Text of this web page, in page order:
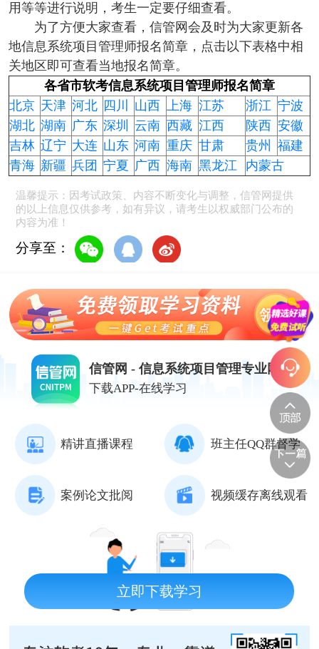
用等等进行说明，考生一定要仔细查看。
为了方便大家查看，信管网会及时为大家更新各
地信息系统项目管理师报名简章，点击以下表格中相
关地区即可查看当地报名简章。
各省市软考信息系统项目管理师报名简章
北京 天津 河北 四川 山西 上海 江苏 浙江 宁波
湖北 湖南 广东 深圳 云南 西藏 江西 陕西 安徽
吉林 辽宁 大连 山东 河南 重庆 甘肃 贵州
福建
青海 新疆 兵团 宁夏 广西 海南 黑龙江 内蒙古
温馨提示：因考试政策、内容不断变化与调整，信管网提供
的以上信息仅供参考，如有异议，请考生以权威部门公布的
内容为准！
分享至：
信管网 - 信息系统项目管理专业网站
下载APP-在线学习
精讲直播课程 班主任QQ群督学
案例论文批阅 视频缓存离线观看
立即下载学习